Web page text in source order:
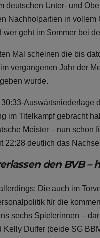
deutschen Unter- und
Nachholpartien in vollem
wer geht im Sommer bei
Mal scheinen die bis
vergangenen Jahr der
wurde.
Auswärtsniederlage
im Titelkampf gebracht
Meister – nun schon
22:28 deutlich das
den BVB
Die auch im
für die
sechs Spielerinnen –
Kelly Dulfer (beide SG